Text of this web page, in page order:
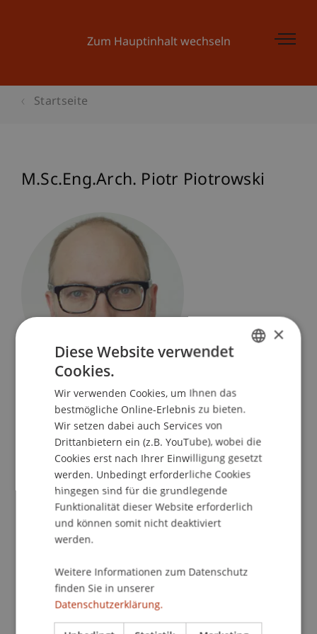
Zum Hauptinhalt wechseln
Startseite
M.Sc.Eng.Arch. Piotr Piotrowski
Bauerbe und Upcycling
Universität Liechtenstein
Fürst-Franz-Josef-Strasse
9490 Vaduz
Liechtenstein
piotr.piotrowski@uni.li
Forschung
×
Diese Website verwendet
Cookies.
Wir verwenden Cookies, um Ihnen das
bestmögliche Online-Erlebnis zu bieten.
Wir setzen dabei auch Services von
Drittanbietern ein (z.B. YouTube), wobei die
Cookies erst nach Ihrer Einwilligung gesetzt
werden. Unbedingt erforderliche Cookies
hingegen sind für die grundlegende
Funktionalität dieser Website erforderlich
und können somit nicht deaktiviert
werden.
Weitere Informationen zum Datenschutz
finden Sie in unserer
Datenschutzerklärung.